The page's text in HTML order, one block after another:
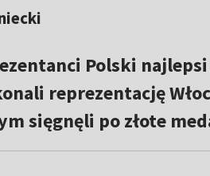
Polski
reprezentację
sięgnęli po złote